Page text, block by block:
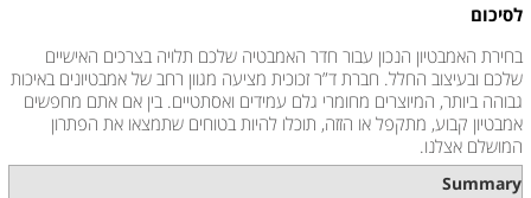
לסיכום
בחירת האמבטיון הנכון עבור חדר האמבטיה שלכם תלויה בצרכים האישיים
שלכם ובעיצוב החלל. חברת ד”ר זכוכית מציעה מגוון רחב של אמבטיונים באיכות
גבוהה ביותר, המיוצרים מחומרי גלם עמידים ואסתטיים. בין אם אתם מחפשים
אמבטיון קבוע, מתקפל או הזזה, תוכלו להיות בטוחים שתמצאו את הפתרון
המושלם אצלנו.
Summary